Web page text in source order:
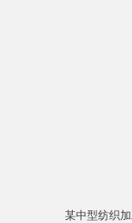
某中型纺织